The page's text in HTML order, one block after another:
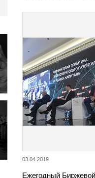
03.04.2019
Ежегодный